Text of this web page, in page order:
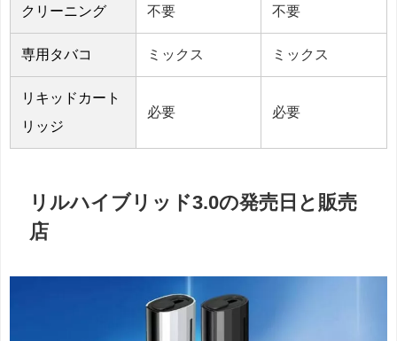
クリーニング 不要 不要
専用タバコ ミックス ミックス
リキッドカート
リッジ
必要 必要
リルハイブリッド3.0の発売日と販売
店